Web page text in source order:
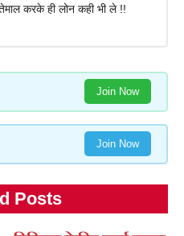
करके ही लोन कही भी ले !!
Join Now
Join Now
Posts